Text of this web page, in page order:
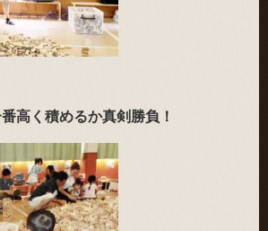
高く積めるか真剣勝負！